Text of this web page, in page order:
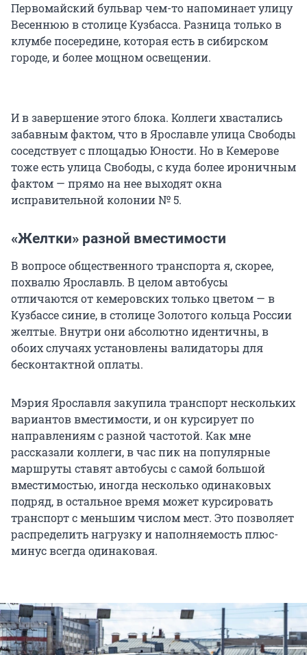
Первомайский бульвар чем-то напоминает улицу
Весеннюю в столице Кузбасса. Разница только в
клумбе посередине, которая есть в сибирском
городе, и более мощном освещении.
И в завершение этого блока. Коллеги хвастались
забавным фактом, что в Ярославле улица Свободы
соседствует с площадью Юности. Но в Кемерове
тоже есть улица Свободы, с куда более ироничным
фактом — прямо на нее выходят окна
исправительной колонии № 5.
«Желтки» разной вместимости
В вопросе общественного транспорта я, скорее,
похвалю Ярославль. В целом автобусы
отличаются от кемеровских только цветом — в
Кузбассе синие, в столице Золотого кольца России
желтые. Внутри они абсолютно идентичны, в
обоих случаях установлены валидаторы для
бесконтактной оплаты.
Мэрия Ярославля закупила транспорт нескольких
вариантов вместимости, и он курсирует по
направлениям с разной частотой. Как мне
рассказали коллеги, в час пик на популярные
маршруты ставят автобусы с самой большой
вместимостью, иногда несколько одинаковых
подряд, в остальное время может курсировать
транспорт с меньшим числом мест. Это позволяет
распределить нагрузку и наполняемость плюс-
минус всегда одинаковая.